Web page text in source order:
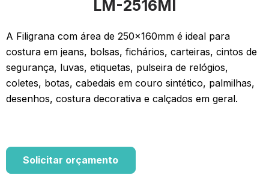
LM-2516MI
A Filigrana com área de 250x160mm é ideal para
costura em jeans, bolsas, fichários, carteiras, cintos de
segurança, luvas, etiquetas, pulseira de relógios,
coletes, botas, cabedais em couro sintético, palmilhas,
desenhos, costura decorativa e calçados em geral.
Solicitar orçamento